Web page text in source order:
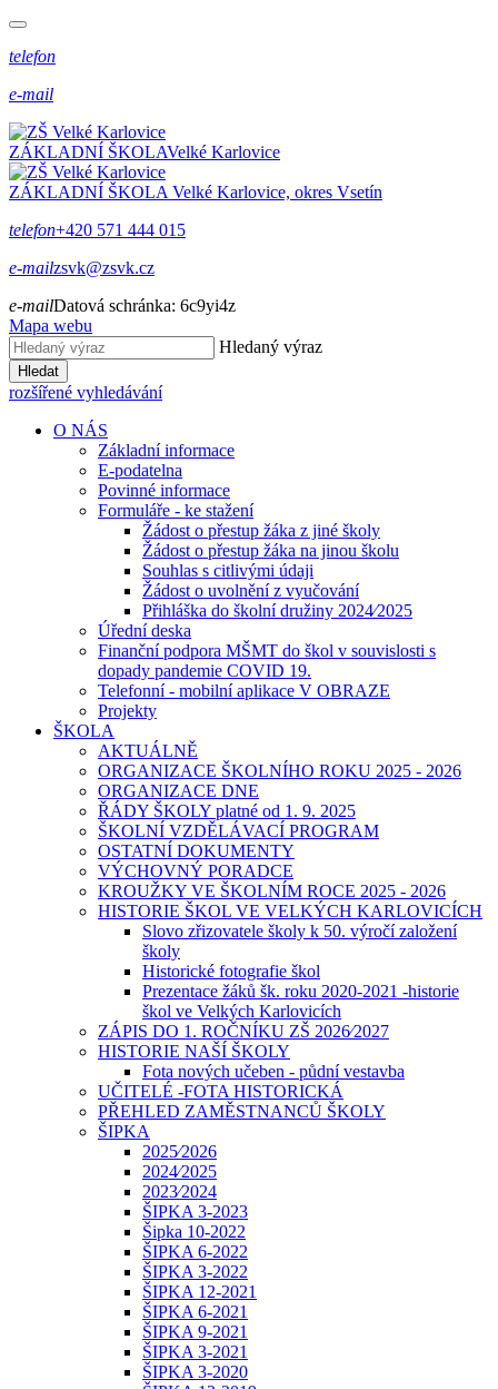
telefon
e-mail
ZÁKLADNÍ ŠKOLAVelké Karlovice
ZÁKLADNÍ ŠKOLA Velké Karlovice, okres Vsetín
telefon+420 571 444 015
e-mailzsvk@zsvk.cz
e-mailDatová schránka: 6c9yi4z
Mapa webu
Hledaný výraz
Hledat
rozšířené vyhledávání
O NÁS
Základní informace
E-podatelna
Povinné informace
Formuláře - ke stažení
Žádost o přestup žáka z jiné školy
Žádost o přestup žáka na jinou školu
Souhlas s citlivými údaji
Žádost o uvolnění z vyučování
Přihláška do školní družiny 2024⁄2025
Úřední deska
Finanční podpora MŠMT do škol v souvislosti s
dopady pandemie COVID 19.
Telefonní - mobilní aplikace V OBRAZE
Projekty
ŠKOLA
AKTUÁLNĚ
ORGANIZACE ŠKOLNÍHO ROKU 2025 - 2026
ORGANIZACE DNE
ŘÁDY ŠKOLY platné od 1. 9. 2025
ŠKOLNÍ VZDĚLÁVACÍ PROGRAM
OSTATNÍ DOKUMENTY
VÝCHOVNÝ PORADCE
KROUŽKY VE ŠKOLNÍM ROCE 2025 - 2026
HISTORIE ŠKOL VE VELKÝCH KARLOVICÍCH
Slovo zřizovatele školy k 50. výročí založení
školy
Historické fotografie škol
Prezentace žáků šk. roku 2020-2021 -historie
škol ve Velkých Karlovicích
ZÁPIS DO 1. ROČNÍKU ZŠ 2026⁄2027
HISTORIE NAŠÍ ŠKOLY
Fota nových učeben - půdní vestavba
UČITELÉ -FOTA HISTORICKÁ
PŘEHLED ZAMĚSTNANCŮ ŠKOLY
ŠIPKA
2025⁄2026
2024⁄2025
2023⁄2024
ŠIPKA 3-2023
Šipka 10-2022
ŠIPKA 6-2022
ŠIPKA 3-2022
ŠIPKA 12-2021
ŠIPKA 6-2021
ŠIPKA 9-2021
ŠIPKA 3-2021
ŠIPKA 3-2020